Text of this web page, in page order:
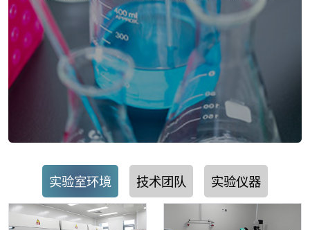
实验室环境 技术团队 实验仪器